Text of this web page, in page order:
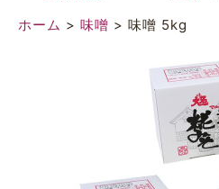
ホーム > 味噌 > 味噌 5kg